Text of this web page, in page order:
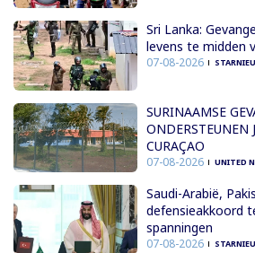
Sri Lanka:
levens te midden
07-08-2026
SURINAAMSE
ONDERSTEUNEN
CURAÇAO
07-08-2026 UNITED
Saudi-Arabië,
defensieakkoord
spanningen
07-08-2026